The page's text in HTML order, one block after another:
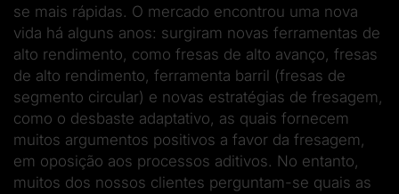
se mais rápidas. O mercado encontrou uma nova
vida há alguns anos: surgiram novas ferramentas de
alto rendimento, como fresas de alto avanço, fresas
de alto rendimento, ferramenta barril (fresas de
segmento circular) e novas estratégias de fresagem,
como o desbaste adaptativo, as quais fornecem
muitos argumentos positivos a favor da fresagem,
em oposição aos processos aditivos. No entanto,
muitos dos nossos clientes perguntam-se quais as